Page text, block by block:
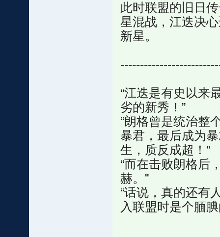
此时联盟的旧日
星混战，江迭决
新星。
“江迭是有史以来
劣的新秀！”
“朗格曾是统治整
暴君，最后成为
生，质反成超！”
“而在击败朗格后
赫。”
“话说，真的还有
入联盟时是个腼